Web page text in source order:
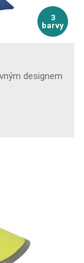
3
barvy
designem